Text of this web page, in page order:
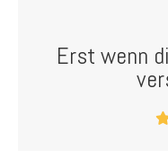
Erst wenn